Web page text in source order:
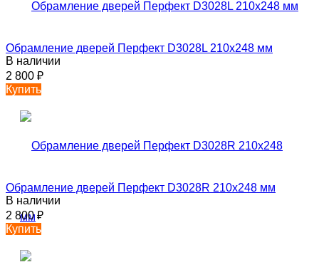
Обрамление дверей Перфект D3028L 210х248 мм
В наличии
2 800 ₽
Купить
Обрамление дверей Перфект D3028R 210х248 мм
В наличии
2 800₽
Купить